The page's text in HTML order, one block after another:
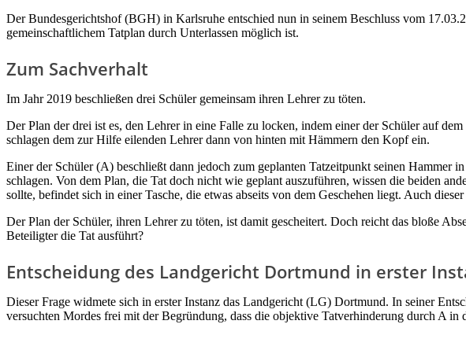
Der Bundesgerichtshof (BGH) in Karlsruhe entschied nun in seinem Beschluss vom
gemeinschaftlichem Tatplan durch Unterlassen möglich ist.
Zum Sachverhalt
Im Jahr 2019 beschließen drei Schüler gemeinsam ihren Lehrer zu töten.
Der Plan der drei ist es, den Lehrer in eine Falle zu locken, indem einer der Schüler auf
schlagen dem zur Hilfe eilenden Lehrer dann von hinten mit Hämmern den Kopf ein.
Einer der Schüler (A) beschließt dann jedoch zum geplanten Tatzeitpunkt seinen Hammer
schlagen. Von dem Plan, die Tat doch nicht wie geplant auszuführen, wissen die beiden
sollte, befindet sich in einer Tasche, die etwas abseits von dem Geschehen liegt. Auch
Der Plan der Schüler, ihren Lehrer zu töten, ist damit gescheitert. Doch reicht das bloße
Beteiligter die Tat ausführt?
Entscheidung des Landgericht Dortmund in erster
Dieser Frage widmete sich in erster Instanz das Landgericht (LG) Dortmund. In seiner
versuchten Mordes frei mit der Begründung, dass die objektive Tatverhinderung durch A in